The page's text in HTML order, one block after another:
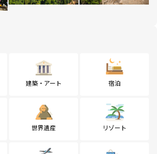
建築・アート 宿泊
世界遺産 リゾート